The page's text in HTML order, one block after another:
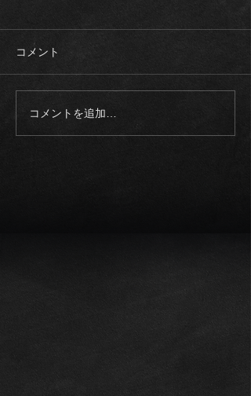
《入庫車両》2003モデル
ロールスロイス ファント
コメント
コメントを追加…